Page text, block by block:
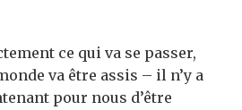
ce qui va se passer,
va être assis – il n’y a
pour nous d’être